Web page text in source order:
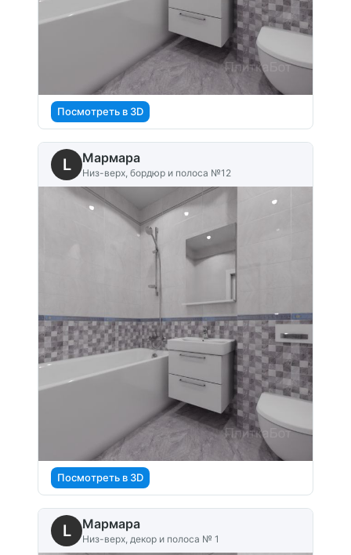
Посмотреть в 3D
L Мармара
Низ-верх, бордюр и полоса №12
Посмотреть в 3D
L Мармара
Низ-верх, декор и полоса № 1